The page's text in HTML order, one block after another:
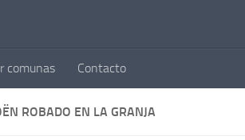
comunas Contacto
ROBADO EN LA GRANJA